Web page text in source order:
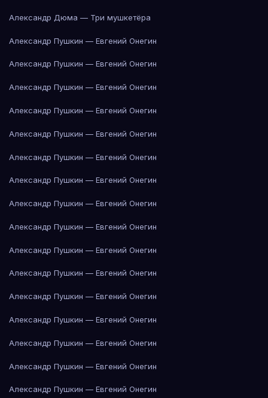
Александр Дюма — Три мушкетёра
Александр Пушкин — Евгений Онегин
Александр Пушкин — Евгений Онегин
Александр Пушкин — Евгений Онегин
Александр Пушкин — Евгений Онегин
Александр Пушкин — Евгений Онегин
Александр Пушкин — Евгений Онегин
Александр Пушкин — Евгений Онегин
Александр Пушкин — Евгений Онегин
Александр Пушкин — Евгений Онегин
Александр Пушкин — Евгений Онегин
Александр Пушкин — Евгений Онегин
Александр Пушкин — Евгений Онегин
Александр Пушкин — Евгений Онегин
Александр Пушкин — Евгений Онегин
Александр Пушкин — Евгений Онегин
Александр Пушкин — Евгений Онегин